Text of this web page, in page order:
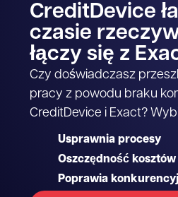
CreditDevice
czasie
łączy się z
Czy doświadczasz
pracy z powodu braku
CreditDevice i Exact?
Usprawnia procesy
Oszczędność kosztów
Poprawia